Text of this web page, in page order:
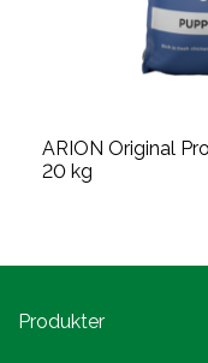
ARION Original
20 kg
Produkter